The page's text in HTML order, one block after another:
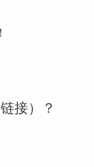
接）？